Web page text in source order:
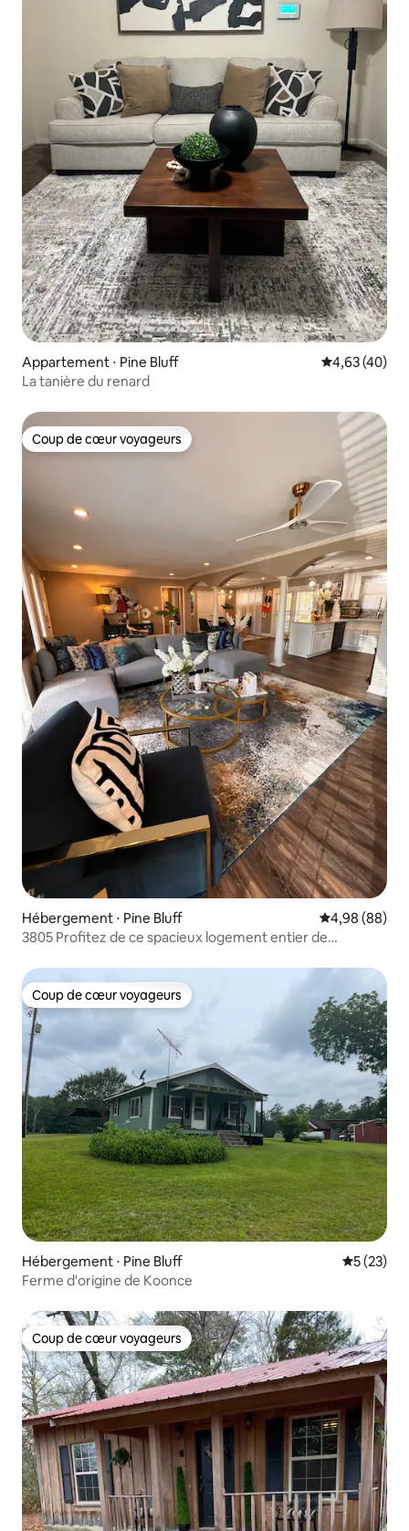
Appartement ⋅ Pine Bluff Évaluation
4,63 (40)
La tanière du renard
Coup de cœur voyageurs
Coup de cœur voyageurs
Hébergement ⋅ Pine Bluff Évaluation
4,98 (88)
3805 Profitez de ce spacieux logement entier de
Coup de cœur voyageurs
Coup de cœur voyageurs
Hébergement ⋅ Pine Bluff
5 (23)
Ferme d'origine de Koonce
Coup de cœur voyageurs
Coup de cœur voyageurs